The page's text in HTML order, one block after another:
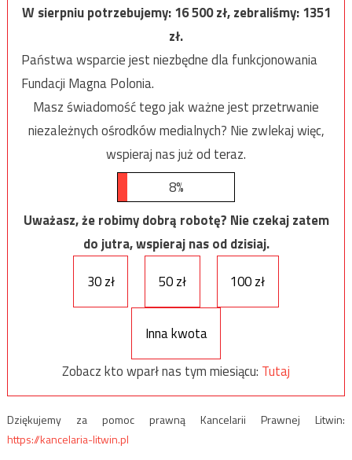
W sierpniu potrzebujemy:16 500zł, zebraliśmy:1351
zł.
Państwa wsparcie jest niezbędne dla funkcjonowania
Fundacji Magna Polonia.
Masz świadomość tego jak ważne jest przetrwanie
niezależnych ośrodków medialnych? Nie zwlekaj więc,
wspieraj nas już od teraz.
8%
Uważasz, że robimy dobrą robotę? Nie czekaj zatem
do jutra, wspieraj nas od dzisiaj.
30 zł
50 zł 100 zł
Inna kwota
Zobacz kto wparł nas tym miesiącu: Tutaj
Dziękujemy za pomoc prawną Kancelarii Prawnej Litwin:
https://kancelaria-litwin.pl